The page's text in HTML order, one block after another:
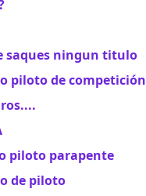
saques ningun titulo
piloto de competición
piloto parapente
de piloto